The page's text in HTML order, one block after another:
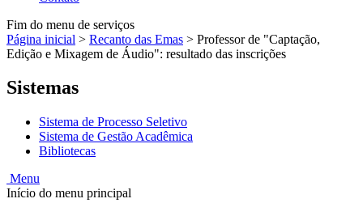
Fim do menu de serviços
Página inicial > Recanto das Emas > Professor de "Captação,
Edição e Mixagem de Áudio": resultado das inscrições
Sistemas
Sistema de Processo Seletivo
Sistema de Gestão Acadêmica
Bibliotecas
Menu
Início do menu principal